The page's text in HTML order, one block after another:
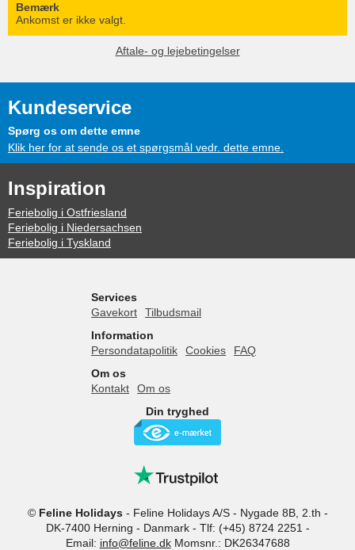
Bemærk
Ankomst er ikke valgt.
Aftale- og lejebetingelser
Kundeservice
Spørg os om dette emne
Klik her for at sende os et spørgsmål vedr. dette emne.
Inspiration
Feriebolig i Ostfriesland
Feriebolig i Niedersachsen
Feriebolig i Tyskland
Services
Gavekort
Tilbudsmail
Information
Persondatapolitik
Cookies
FAQ
Om os
Kontakt
Om os
Din tryghed
© Feline Holidays- Feline Holidays A/S- Nygade 8B, 2.th -
DK-7400 Herning - Danmark - Tlf: (+45) 8724 2251-
Email: info@feline.dk Momsnr.: DK26347688